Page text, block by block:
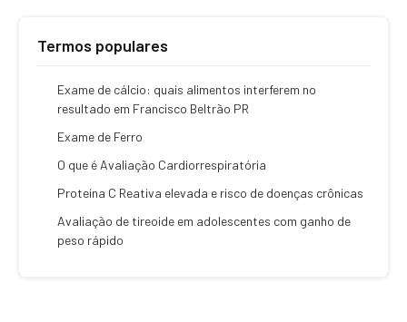
Termos populares
Exame de cálcio: quais alimentos interferem no
resultado em Francisco Beltrão PR
Exame de Ferro
O que é Avaliação Cardiorrespiratória
Proteína C Reativa elevada e risco de doenças crônicas
Avaliação de tireoide em adolescentes com ganho de
peso rápido